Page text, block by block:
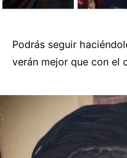
Podrás seguir
verán mejor que con el